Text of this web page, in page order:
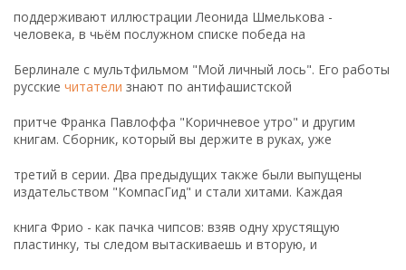
поддерживают иллюстрации Леонида Шмелькова -
человека, в чьём послужном списке победа на
Берлинале с мультфильмом "Мой личный лось". Его работы
русские читатели знают по антифашистской
притче Франка Павлоффа "Коричневое утро" и другим
книгам. Сборник, который вы держите в руках, уже
третий в серии. Два предыдущих также были выпущены
издательством "КомпасГид" и стали хитами. Каждая
книга Фрио - как пачка чипсов: взяв одну хрустящую
пластинку, ты следом вытаскиваешь и вторую, и